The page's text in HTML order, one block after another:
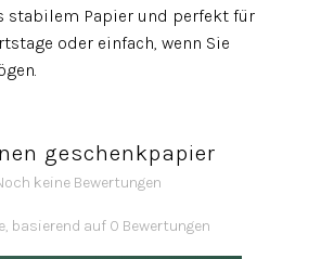
stabilem Papier und perfekt für
oder einfach, wenn Sie
geschenkpapier
keine Bewertungen
basierend auf 0 Bewertungen